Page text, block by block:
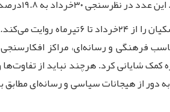
چهار موج نظرسنجی اشاره‌شده به خوبی
فرهنگی و رسانه‌ای، مراکز
کمک شایانی کرد. هرچند نباید از